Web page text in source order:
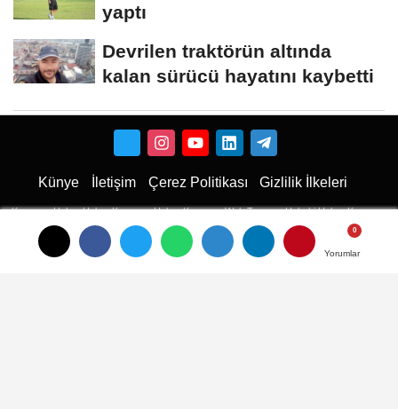
Yorumlar
Yorumlar
Yorumlar
yaptı
Devrilen traktörün altında
kalan sürücü hayatını kaybetti
Künye İletişim Çerez Politikası Gizlilik İlkeleri
Karaman Haber Haber Karaman Haber Karaman Web Tasarım Hukuki Haber Karaman
Emlak Karaman Çiçekci
Haber